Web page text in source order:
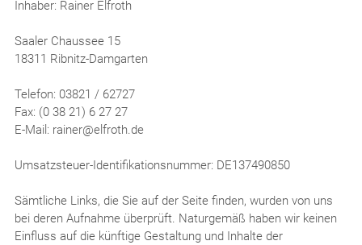
Inhaber: Rainer Elfroth
Saaler Chaussee 15
18311 Ribnitz-Damgarten
Telefon: 03821 / 62727
Fax: (0 38 21) 6 27 27
E-Mail: rainer@elfroth.de
Umsatzsteuer-Identifikationsnummer: DE137490850
Sämtliche Links, die Sie auf der Seite finden, wurden von uns
bei deren Aufnahme überprüft. Naturgemäß haben wir keinen
Einfluss auf die künftige Gestaltung und Inhalte der